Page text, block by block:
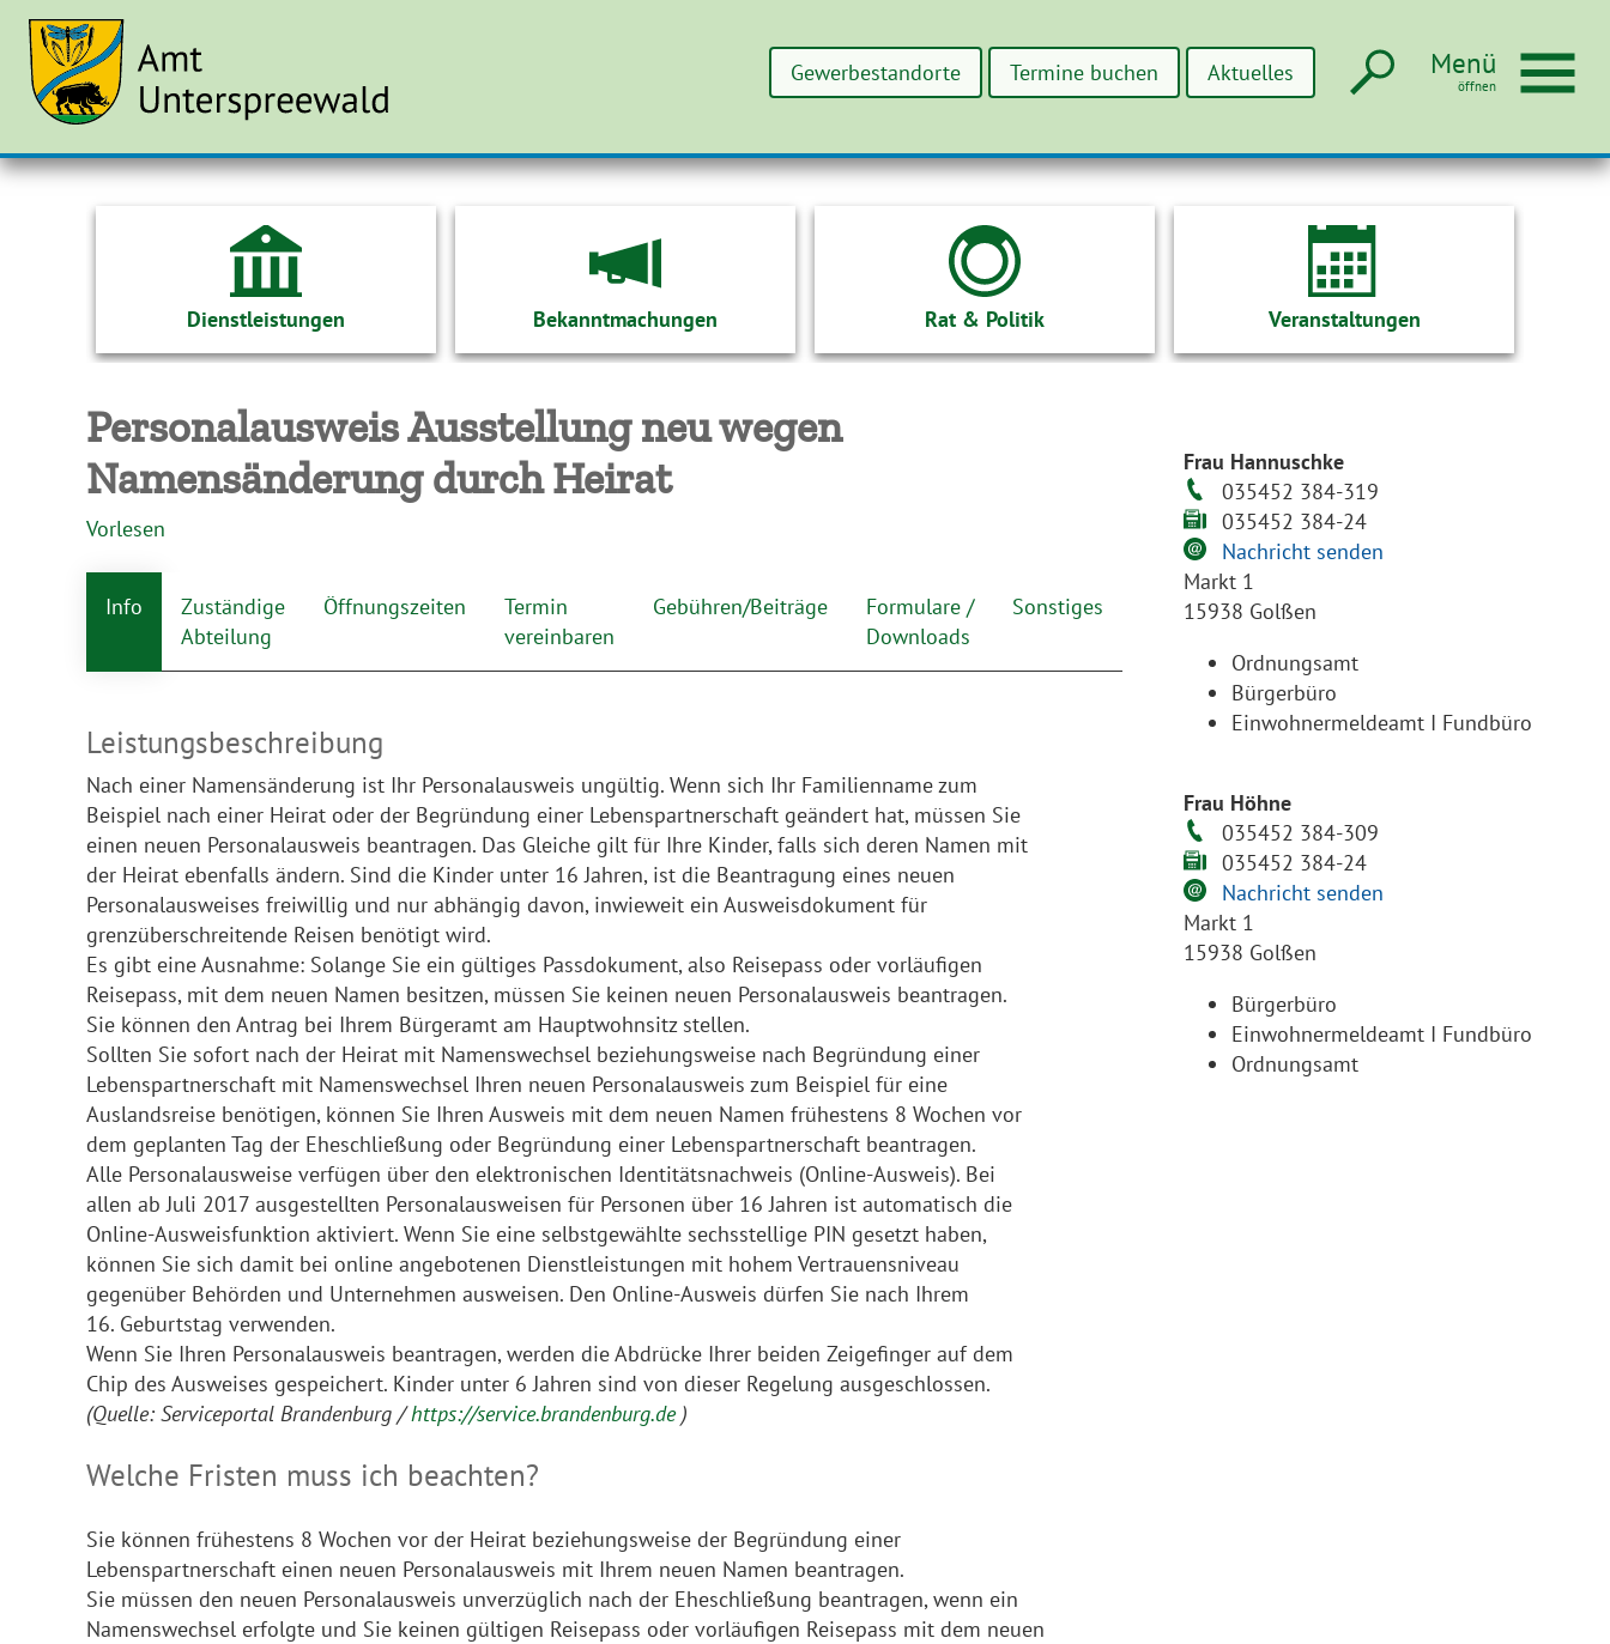
Suche
Menü
Gewerbestandorte Termine buchen Aktuelles
Dienstleistungen Bekanntmachungen Rat & Politik Veranstaltungen
Personalausweis Ausstellung neu wegen
Namensänderung durch Heirat
Vorlesen
Info
Zuständige
Abteilung
Öffnungszeiten
Termin
vereinbaren
Gebühren/Beiträge
Formulare /
Downloads
Sonstiges
Leistungsbeschreibung
Nach einer Namensänderung ist Ihr Personalausweis ungültig. Wenn sich Ihr Familienname zum
Beispiel nach einer Heirat oder der Begründung einer Lebenspartnerschaft geändert hat, müssen Sie
einen neuen Personalausweis beantragen. Das Gleiche gilt für Ihre Kinder, falls sich deren Namen mit
der Heirat ebenfalls ändern. Sind die Kinder unter 16 Jahren, ist die Beantragung eines neuen
Personalausweises freiwillig und nur abhängig davon, inwieweit ein Ausweisdokument für
grenzüberschreitende Reisen benötigt wird.
Es gibt eine Ausnahme: Solange Sie ein gültiges Passdokument, also Reisepass oder vorläufigen
Reisepass, mit dem neuen Namen besitzen, müssen Sie keinen neuen Personalausweis beantragen.
Sie können den Antrag bei Ihrem Bürgeramt am Hauptwohnsitz stellen.
Sollten Sie sofort nach der Heirat mit Namenswechsel beziehungsweise nach Begründung einer
Lebenspartnerschaft mit Namenswechsel Ihren neuen Personalausweis zum Beispiel für eine
Auslandsreise benötigen, können Sie Ihren Ausweis mit dem neuen Namen frühestens 8 Wochen vor
dem geplanten Tag der Eheschließung oder Begründung einer Lebenspartnerschaft beantragen.
Alle Personalausweise verfügen über den elektronischen Identitätsnachweis (Online-Ausweis). Bei
allen ab Juli 2017 ausgestellten Personalausweisen für Personen über 16 Jahren ist automatisch die
Online-Ausweisfunktion aktiviert. Wenn Sie eine selbstgewählte sechsstellige PIN gesetzt haben,
können Sie sich damit bei online angebotenen Dienstleistungen mit hohem Vertrauensniveau
gegenüber Behörden und Unternehmen ausweisen. Den Online-Ausweis dürfen Sie nach Ihrem
16. Geburtstag verwenden.
Wenn Sie Ihren Personalausweis beantragen, werden die Abdrücke Ihrer beiden Zeigefinger auf dem
Chip des Ausweises gespeichert. Kinder unter 6 Jahren sind von dieser Regelung ausgeschlossen.
(Quelle: Serviceportal Brandenburg /https://service.brandenburg.de)
Welche Fristen muss ich beachten?
Sie können frühestens 8 Wochen vor der Heirat beziehungsweise der Begründung einer
Lebenspartnerschaft einen neuen Personalausweis mit Ihrem neuen Namen beantragen.
Sie müssen den neuen Personalausweis unverzüglich nach der Eheschließung beantragen, wenn ein
Namenswechsel erfolgte und Sie keinen gültigen Reisepass oder vorläufigen Reisepass mit dem neuen
Frau Hannuschke
035452 384-319
035452 384-24
Nachricht senden
Markt 1
15938 Golßen
Ordnungsamt
Bürgerbüro
Einwohnermeldeamt I Fundbüro
Frau Höhne
035452 384-309
035452 384-24
Nachricht senden
Markt 1
15938 Golßen
Bürgerbüro
Einwohnermeldeamt I Fundbüro
Ordnungsamt